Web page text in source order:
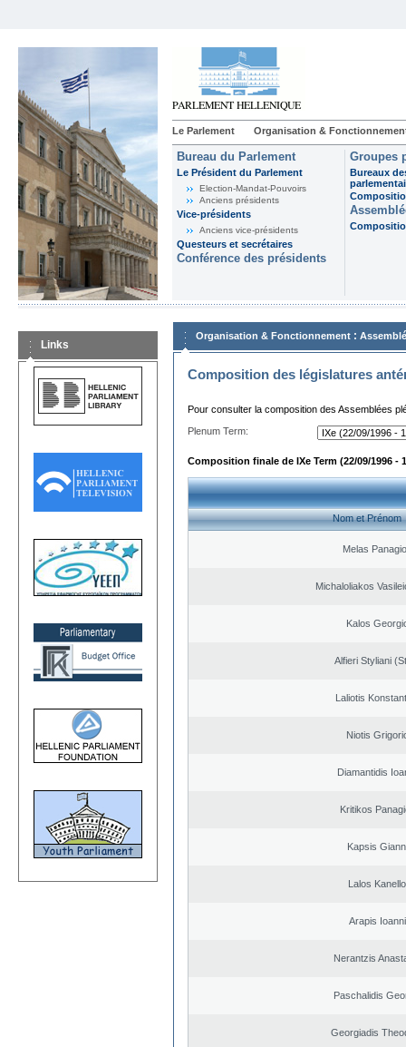
Le Parlement Organisation &
Bureau du Parlement
Le Président du Parlement
Election-Mandat-Pouvoirs
Anciens présidents
Vice-présidents
Anciens vice-présidents
Questeurs et secrétaires
Conférence des présidents
Groupes
Bureaux
Links
Organisation & Fonctionnement :
Composition des législatures
Pour consulter la composition des Assemblées
Plenum Term:
Composition finale de IXe Term (22/09/1996 -
Nom et Prénom
Melas
Michaloliakos
Kalos
Alfieri Styliani
Laliotis
Niotis
Diamantidis
Kritikos
Kapsis
Lalos
Arapis
Nerantzis
Paschalidis
Georgiadis